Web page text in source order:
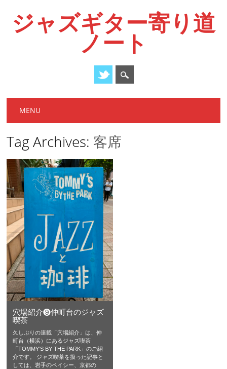
ジャズギター寄り道
ノート
Main menu
MENU
Tag Archives: 客席
穴場紹介❾仲町台のジャズ
喫茶
久しぶりの連載「穴場紹介」は、仲
町台（横浜）にあるジャズ喫茶
「TOMMY’S BY THE PARK」のご紹
介です。 ジャズ喫茶を扱った記事と
しては、岩手のベイシー、京都の